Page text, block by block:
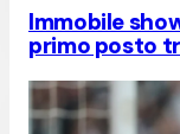
Immobile
primo posto